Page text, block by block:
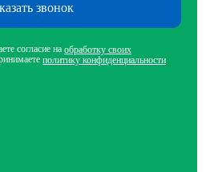
звонок
согласие на обработку своих
политику конфиденциальности